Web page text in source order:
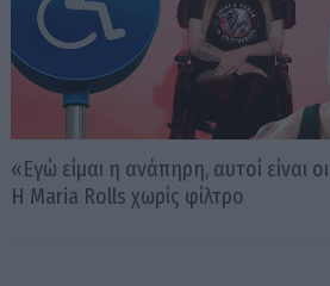
«Εγώ είμαι η ανάπηρη, αυτοί είναι
Η Maria Rolls χωρίς φίλτρο